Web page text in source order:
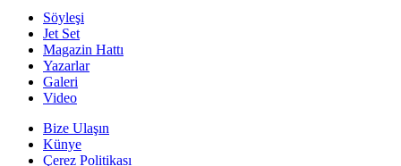
Söyleşi
Jet Set
Magazin Hattı
Yazarlar
Galeri
Video
Bize Ulaşın
Künye
Çerez Politikası